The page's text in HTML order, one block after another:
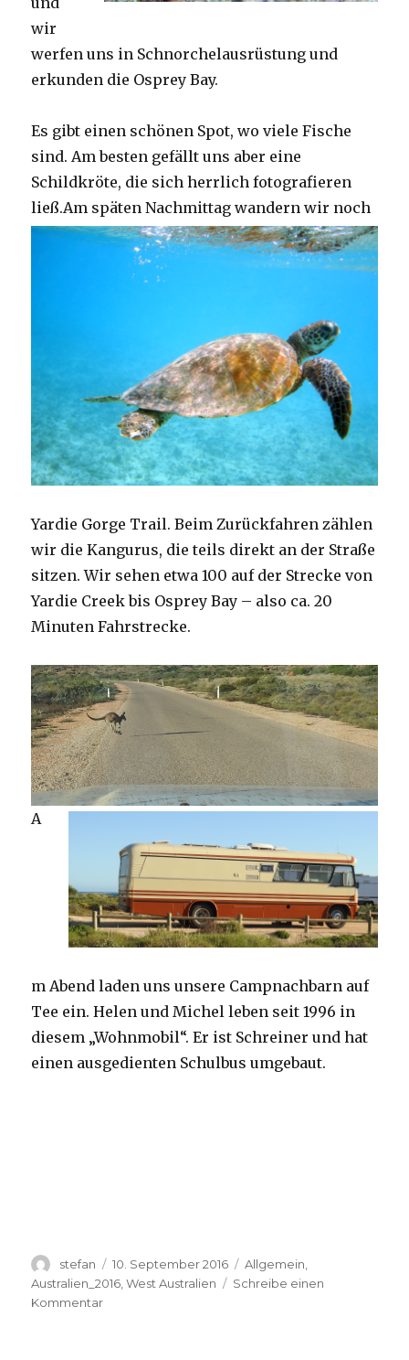
wir
werfen uns in Schnorchelausrüstung und
erkunden die Osprey Bay.
Es gibt einen schönen Spot, wo viele Fische
sind. Am besten gefällt uns aber eine
Schildkröte, die sich herrlich fotografieren
ließ.Am späten Nachmittag wandern wir noch
Yardie Gorge Trail. Beim Zurückfahren zählen
wir die Kangurus, die teils direkt an der Straße
sitzen. Wir sehen etwa 100 auf der Strecke von
Yardie Creek bis Osprey Bay – also ca. 20
Minuten Fahrstrecke.
A
m Abend laden uns unsere Campnachbarn auf
Tee ein. Helen und Michel leben seit 1996 in
diesem „Wohnmobil“. Er ist Schreiner und hat
einen ausgedienten Schulbus umgebaut.
Autor
stefan
Veröffentlicht
am
10. September 2016 Kategorien
Allgemein
Australien_2016 ,West Australien
Schreibe einen
Kommentarzu